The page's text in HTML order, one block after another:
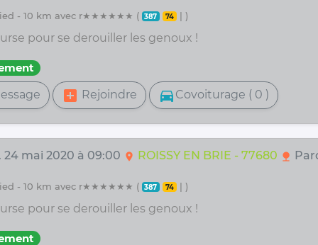
- 10 km avec r★★★★★★ ( 387 74 | )
pour se derouiller les genoux !
add_box Rejoindre directions_car Covoiturage ( 0 )
24 mai 2020 à 09:00 location_on ROISSY EN BRIE - 77680 nature
- 10 km avec r★★★★★★ ( 387 74 | )
pour se derouiller les genoux !